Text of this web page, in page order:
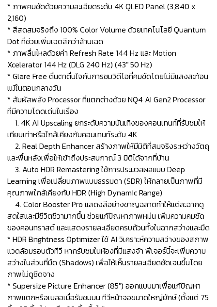
* ภาพคมชัดด้วยความละเอียดระดับ 4K QLED Panel (3,840 x
2,160)
* สีสดสมจริงถึง 100% Color Volume ด้วยเทคโนโลยี Quantum
Dot ที่ช่วยเพิ่มเฉดสีกว่าล้านเฉด
* ภาพลื่นไหลด้วยค่า Refresh Rate 144 Hz และ Motion
Xcelerator 144 Hz (DLG 240 Hz) (43" 50 Hz)
* Glare Free ตื่นตาตื่นใจกับการชมวิดีโอที่คมชัดโดยไม่มีแสงสะท้อน
แม้ในตอนกลางวัน
* สัมผัสพลัง Processor ที่แตกต่างด้วย NQ4 AI Gen2 Processor
ที่มีความโดดเด่นในเรื่อง
1. 4K AI Upscaling ยกระดับความบันเทิงของคอนเทนท์ที่รับชมให้
เทียบเท่าหรือใกล้เคียงกับคอนเทนท์ระดับ 4K
2. Real Depth Enhancer สร้างภาพให้มีมิติที่สมจริงระหว่างวัตถุ
และพื้นหลังเพื่อให้เข้าถึงประสบกาณ์ 3 มิติได้จากที่บ้าน
3. Auto HDR Remastering ใช้การประมวลผลแบบ Deep
Learning เพื่อเปลี่ยนภาพแบบธรรมดา (SDR) ให้กลายเป็นภาพที่มี
คุณภาพใกล้เคียงกับ HDR (High Dynamic Range)
4. Color Booster Pro แสดงสีอย่างชาญฉลาดทำให้แต่ละฉากดู
สดใสและมีชีวิตชีวามากขึ้น ช่วยแก้ปัญหาภาพหม่น เพิ่มความคมชัด
ของคอนทราสต์ และแสดงรายละเอียดครบถ้วนทั้งในฉากสว่างและมืด
* HDR Brightness Optimizer ใช้ AI วิเคราะห์ความสว่างของสภาพ
แวดล้อมรอบตัวทีวี หากรับชมในห้องที่มีแสงจ้า ฟีเจอร์นี้จะเพิ่มความ
สว่างในส่วนที่มืด (Shadows) เพื่อให้เห็นรายละเอียดชัดเจนขึ้นโดย
ภาพไม่ดูซีดจาง
* Supersize Picture Enhancer (85") ออกแบบมาเพื่อแก้ปัญหา
ภาพแตกหรือเบลอเมื่อรับชมบน ทีวีหน้าจอขนาดใหญ่ยักษ์ (ตั้งแต่ 75